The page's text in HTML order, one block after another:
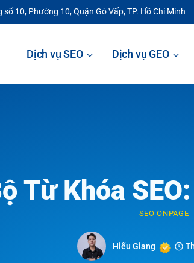
số 10, Phường 10, Quận Gò Vấp, TP. Hồ Chí Minh
Dịch vụ SEO Dịch vụ GEO
Từ Khóa
SEO ONPAGE
Hiếu Giang